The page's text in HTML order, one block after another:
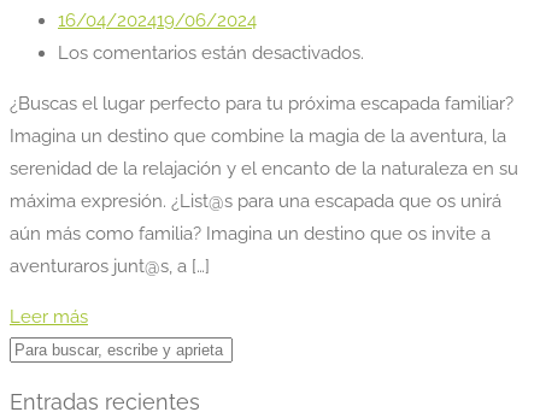
16/04/202419/06/2024
Los comentarios están desactivados.
¿Buscas el lugar perfecto para tu próxima escapada familiar?
Imagina un destino que combine la magia de la aventura, la
serenidad de la relajación y el encanto de la naturaleza en su
máxima expresión. ¿List@s para una escapada que os unirá
aún más como familia? Imagina un destino que os invite a
aventuraros junt@s, a […]
Leer más
Entradas recientes